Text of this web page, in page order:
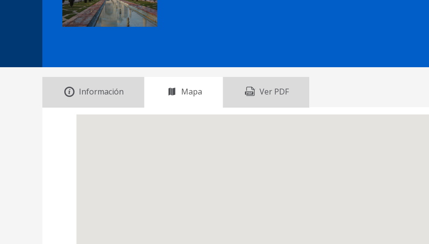
Información Mapa Ver PDF